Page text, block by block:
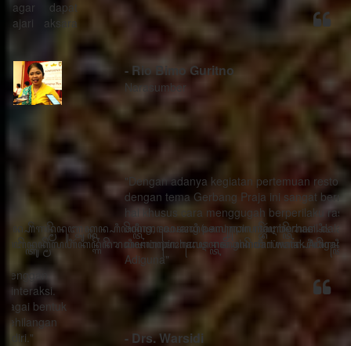
- Rio Bimo Guritno
Narasumber
"Dengan adanya kegiatan pertemuan restorasi sosial
dengan tema Gerbang Praja ini sangat bermanfaat ada
hal khusus cara menggugah berperilaku rasa sithik
eding, seorang pemimpin mau berhasil dalam
memimpin harus menghindari watak Adigang Adigung
Adiguna"